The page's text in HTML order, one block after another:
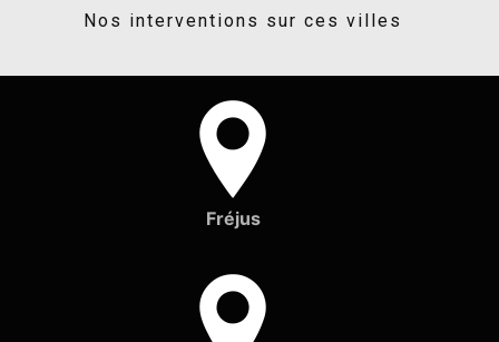
Nos interventions sur ces villes
Fréjus